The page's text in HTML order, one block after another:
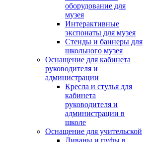
оборудование для
музея
Интерактивные
экспонаты для музея
Стенды и баннеры для
школьного музея
Оснащение для кабинета
руководителя и
администрации
Кресла и стулья для
кабинета
руководителя и
администрации в
школе
Оснащение для учительской
Диваны и пуфы в